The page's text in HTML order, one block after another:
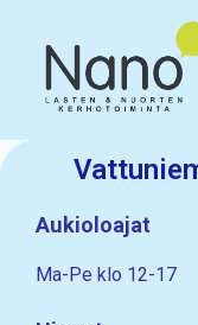
Aukioloajat
Ma-Pe klo 12-17